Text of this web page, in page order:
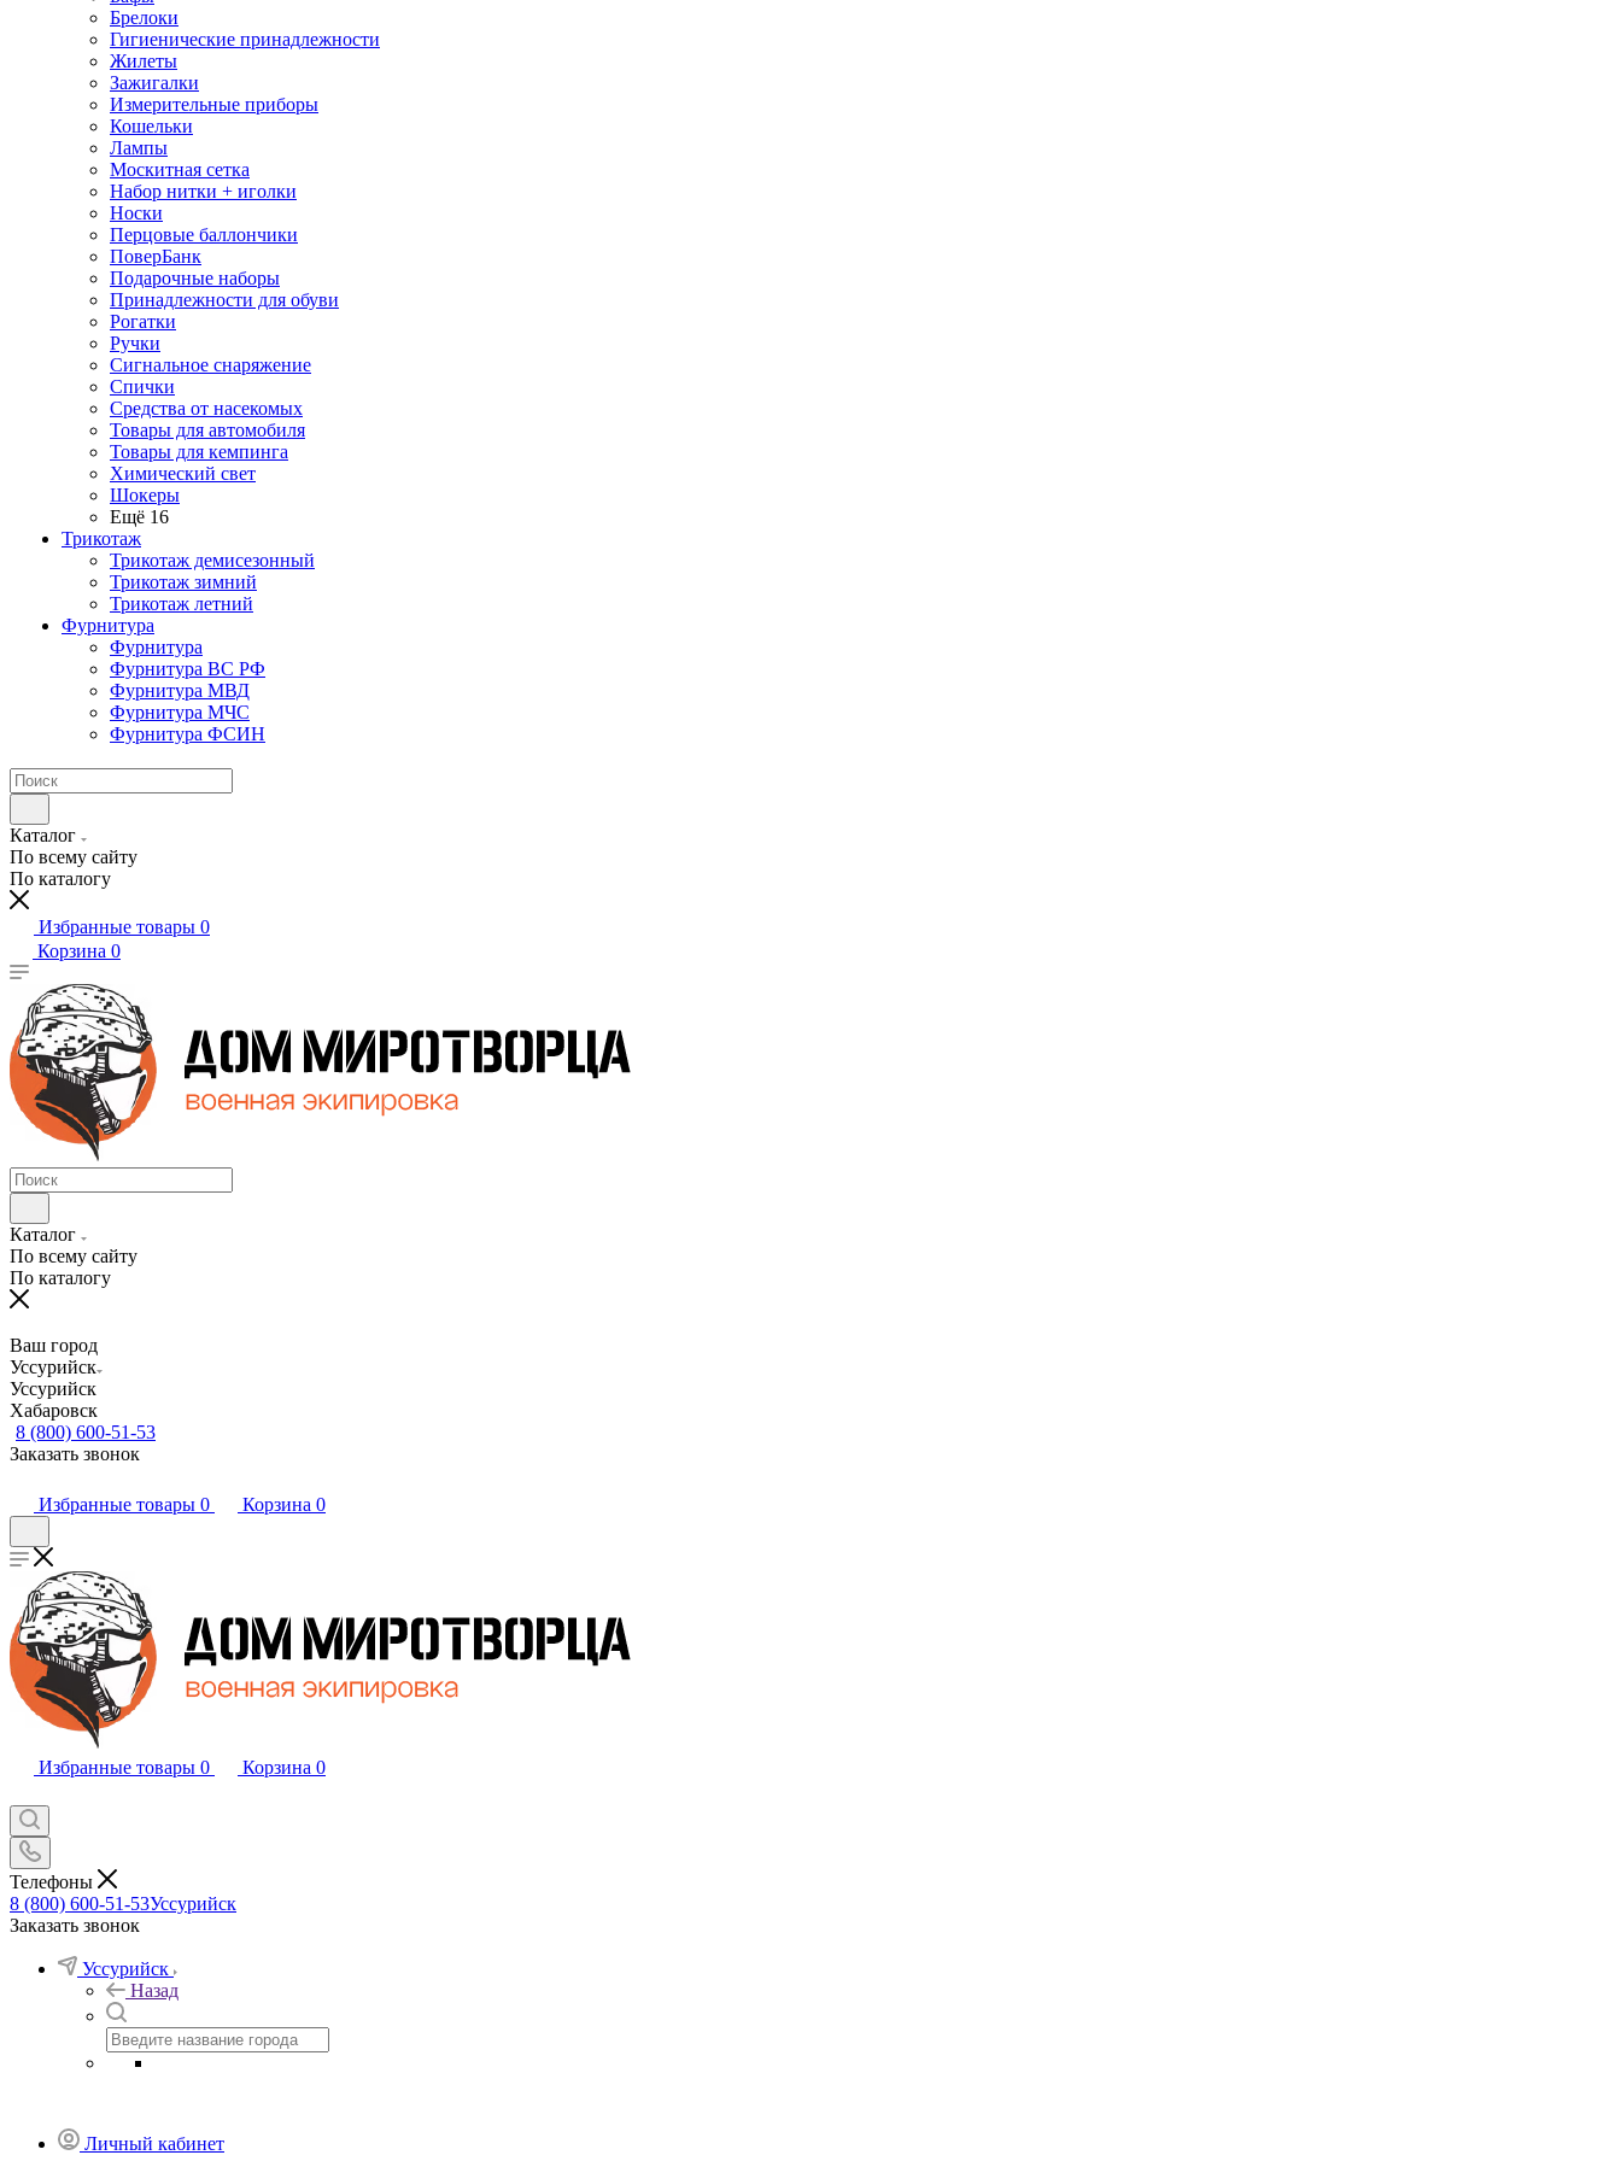
Брелоки
Гигиенические принадлежности
Жилеты
Зажигалки
Измерительные приборы
Кошельки
Лампы
Москитная сетка
Набор нитки + иголки
Носки
Перцовые баллончики
ПоверБанк
Подарочные наборы
Принадлежности для обуви
Рогатки
Ручки
Сигнальное снаряжение
Спички
Средства от насекомых
Товары для автомобиля
Товары для кемпинга
Химический свет
Шокеры
Ещё 16
Трикотаж
Трикотаж демисезонный
Трикотаж зимний
Трикотаж летний
Фурнитура
Фурнитура
Фурнитура ВС РФ
Фурнитура МВД
Фурнитура МЧС
Фурнитура ФСИН
Каталог
По всему сайту
По каталогу
Избранные товары 0
Корзина 0
Каталог
По всему сайту
По каталогу
Ваш город
Уссурийск
Уссурийск
Хабаровск
8 (800) 600-51-53
Заказать звонок
Избранные товары 0 Корзина 0
Избранные товары 0 Корзина 0
Телефоны
8 (800) 600-51-53Уссурийск
Заказать звонок
Уссурийск
Назад
Личный кабинет